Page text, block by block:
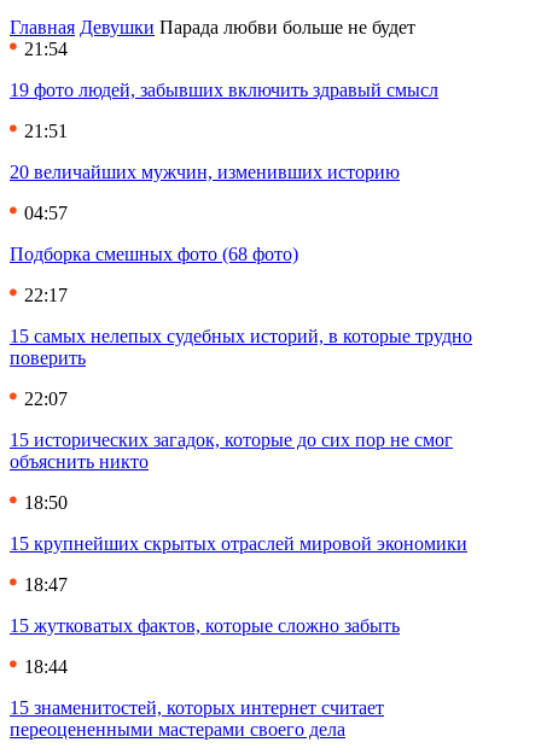
Главная Девушки Парада любви больше не будет
21:54
19 фото людей, забывших включить здравый смысл
21:51
20 величайших мужчин, изменивших историю
04:57
Подборка смешных фото (68 фото)
22:17
15 самых нелепых судебных историй, в которые трудно
поверить
22:07
15 исторических загадок, которые до сих пор не смог
объяснить никто
18:50
15 крупнейших скрытых отраслей мировой экономики
18:47
15 жутковатых фактов, которые сложно забыть
18:44
15 знаменитостей, которых интернет считает
переоцененными мастерами своего дела